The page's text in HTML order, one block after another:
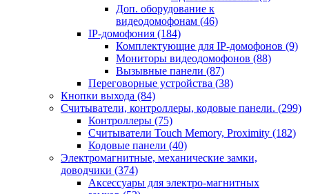
Доп. оборудование к
видеодомофонам (46)
IP-домофония (184)
Комплектующие для IP-домофонов (9)
Мониторы видеодомофонов (88)
Вызывные панели (87)
Переговорные устройства (38)
Кнопки выхода (84)
Считыватели, контроллеры, кодовые панели. (299)
Контроллеры (75)
Считыватели Touch Memory, Proximity (182)
Кодовые панели (40)
Электромагнитные, механические замки,
доводчики (374)
Аксессуары для электро-магнитных